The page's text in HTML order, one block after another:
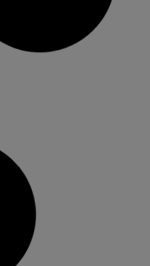
premis de la
de la Mobilitat
la Setmana Europea
de la
hi ha comentaris